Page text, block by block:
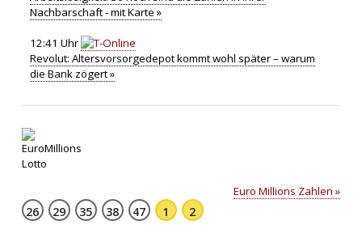
Nachbarschaft - mit Karte »
12:41 Uhr
Revolut: Altersvorsorgedepot kommt wohl später – warum
die Bank zögert »
Euro Millions Zahlen »
26 29 35 38 47 1 2